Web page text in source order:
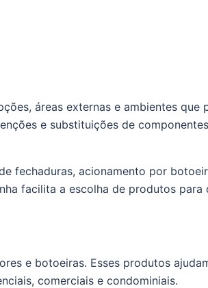
áreas externas e ambientes que
e substituições de
fechaduras, acionamento por
facilita a escolha de produtos para
e botoeiras. Esses produtos
comerciais e condominiais.